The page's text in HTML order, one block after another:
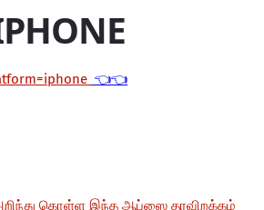
👈👈
அறிந்து கொள்ள இந்த ஆப்ஸை தரவிறக்கம்